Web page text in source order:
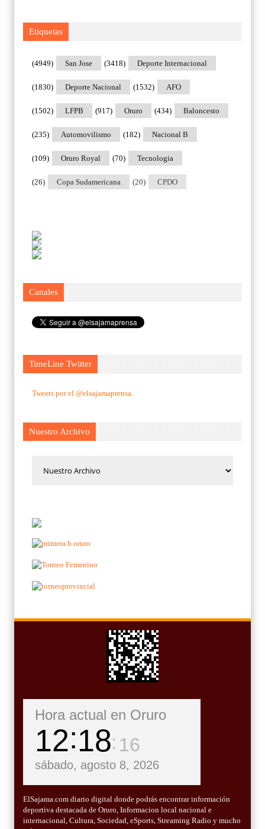
Etiquetas
San Jose
(4949) Deporte Internacional
(3418)
Deporte Nacional
(1830) AFO
(1532)
LFPB
(1502) Oruro
(917) Baloncesto
(434)
Automovilismo
(235) Nacional B
(182)
Oruro Royal
(109) Tecnologia
(70)
Copa Sudamericana
(26) CPDO
(20)
Canales
TimeLine Twitter
Tweets por el @elsajamaprensa.
Nuestro Archivo
Hora actual en Oruro
12 18 16
sábado, agosto 8, 2026
ElSajama.com diario digital donde podrás encontrar información
deportiva destacada de Oruro, Informacion local nacional e
internacional, Cultura, Sociedad, eSports, Streaming Radio y mucho